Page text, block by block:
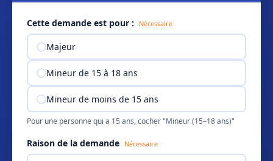
Cette demande est pour : Nécessaire
Majeur
Mineur de 15 à 18 ans
Mineur de moins de 15 ans
Pour une personne qui a 15 ans, cocher "Mineur (15–18 ans)"
Raison de la demande Nécessaire